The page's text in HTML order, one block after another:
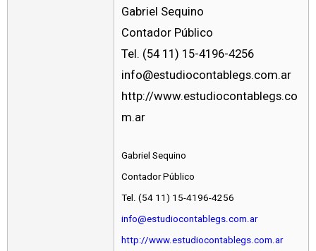
Gabriel Sequino
Contador Público
Tel. (54 11) 15-4196-4256
info@estudiocontablegs.com.ar
http://www.estudiocontablegs.co
m.ar
Gabriel Sequino
Contador Público
Tel. (54 11) 15-4196-4256
info@estudiocontablegs.com.ar
http://www.estudiocontablegs.com.ar